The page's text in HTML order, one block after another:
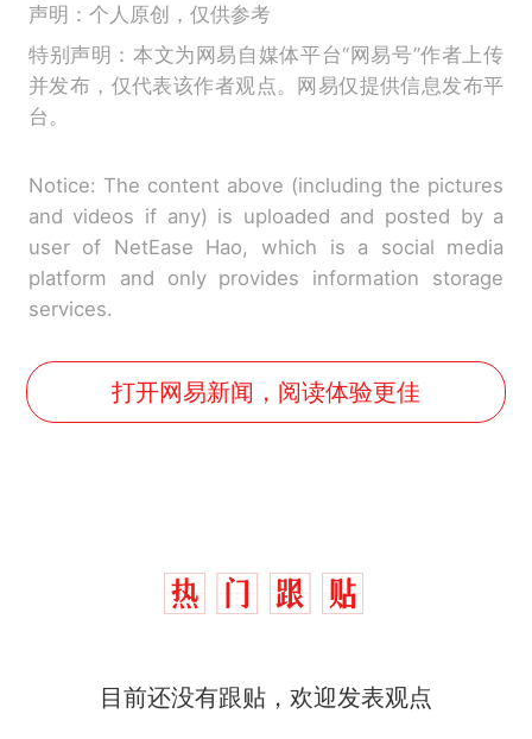
声明：个人原创，仅供参考
特别声明：本文为网易自媒体平台“网易号”作者上传
并发布，仅代表该作者观点。网易仅提供信息发布平
台。
Notice: The content above (including the pictures
and videos if any) is uploaded and posted by a
user of NetEase Hao, which is a social media
platform and only provides information storage
services.
打开网易新闻，阅读体验更佳
目前还没有跟贴，欢迎发表观点